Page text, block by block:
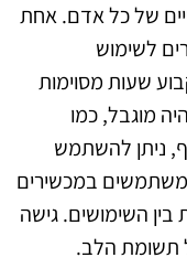
של כל אדם. אחת
לשימוש
שעות מסוימות
מוגבל, כמו
ניתן להשתמש
משתמשים במכשירים
השימושים. גישה
תשומת הלב.